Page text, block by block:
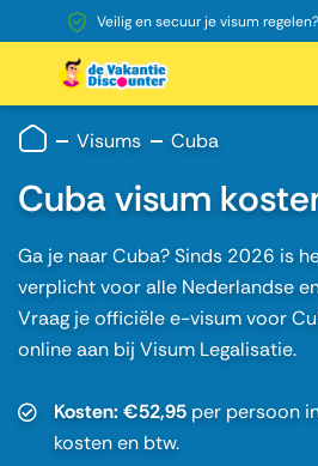
Veilig en secuur je visum regelen?
Visums Cuba
Cuba visum
Ga je naar Cuba? Sinds 2026 is
verplicht voor alle Nederlandse
Vraag je officiële e-visum voor
online aan bij Visum Legalisatie.
Kosten:€52,95 per persoon
kosten en btw.